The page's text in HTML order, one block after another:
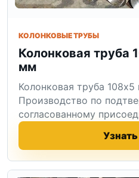
КОЛОНКОВЫЕ ТРУБЫ
Колонковая труба
мм
Колонковая труба
Производство по
согласованному